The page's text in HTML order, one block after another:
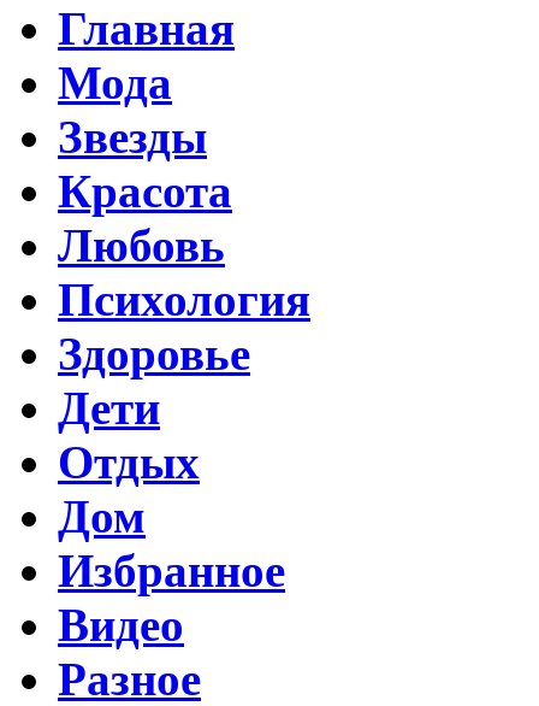
Главная
Мода
Звезды
Красота
Любовь
Психология
Здоровье
Дети
Отдых
Дом
Избранное
Видео
Разное